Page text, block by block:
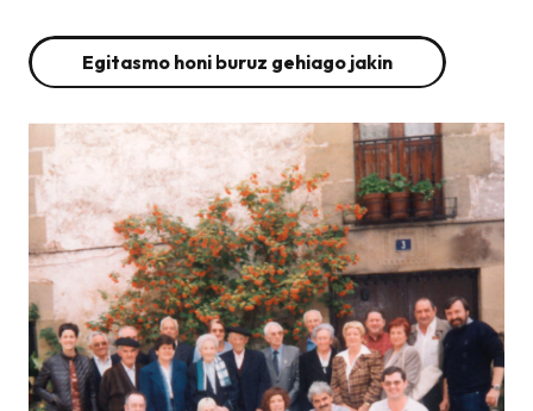
Egitasmo honi buruz gehiago jakin